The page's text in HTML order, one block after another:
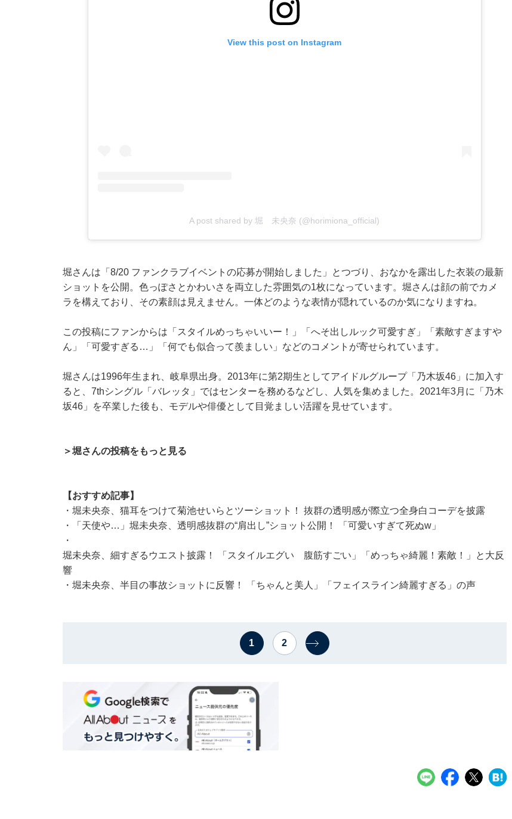
View this post on Instagram
A post shared by 堀 未央奈 (@horimiona_official)
堀さんは「8/20 ファンクラブイベントの応募が開始しました」とつづり、おなかを露出した衣装の最新
ショットを公開。色っぽさとかわいさを両立した雰囲気の1枚になっています。堀さんは顔の前でカメ
ラを構えており、その素顔は見えません。一体どのような表情が隠れているのか気になりますね。
この投稿にファンからは「スタイルめっちゃいいー！」「へそ出しルック可愛すぎ」「素敵すぎますや
ん」「可愛すぎる…」「何でも似合って羨ましい」などのコメントが寄せられています。
堀さんは1996年生まれ、岐阜県出身。2013年に第2期生としてアイドルグループ「乃木坂46」に加入す
ると、7thシングル「バレッタ」ではセンターを務めるなどし、人気を集めました。2021年3月に「乃木
坂46」を卒業した後も、モデルや俳優として目覚ましい活躍を見せています。
＞堀さんの投稿をもっと見る
【おすすめ記事】
・ 堀未央奈、猫耳をつけて菊池せいらとツーショット！ 抜群の透明感が際立つ全身白コーデを披露
・
「天使や…」堀未央奈、透明感抜群の“肩出し”ショット公開！ 「可愛いすぎて死ぬw」
・
堀未央奈、細すぎるウエスト披露！ 「スタイルエグい 腹筋すごい」「めっちゃ綺麗！素敵！」と大反
響
・ 堀未央奈、半目の事故ショットに反響！ 「ちゃんと美人」「フェイスライン綺麗すぎる」の声
1 2